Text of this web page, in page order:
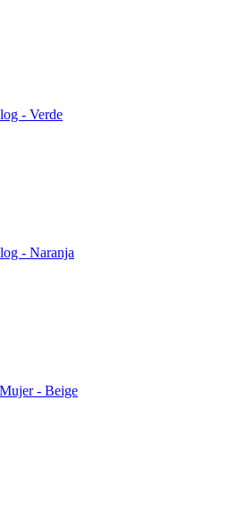
- Verde
- Naranja
- Beige